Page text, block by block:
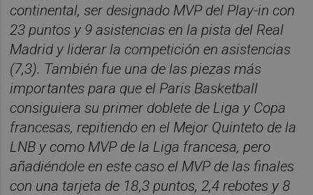
continental, ser designado MVP del Play-in con
23 puntos y 9 asistencias en la pista del Real
Madrid y liderar la competición en asistencias
(7,3). También fue una de las piezas más
importantes para que el Paris Basketball
consiguiera su primer doblete de Liga y Copa
francesas, repitiendo en el Mejor Quinteto de la
LNB y como MVP de la Liga francesa, pero
añadiéndole en este caso el MVP de las finales
con una tarjeta de 18,3 puntos, 2,4 rebotes y 8